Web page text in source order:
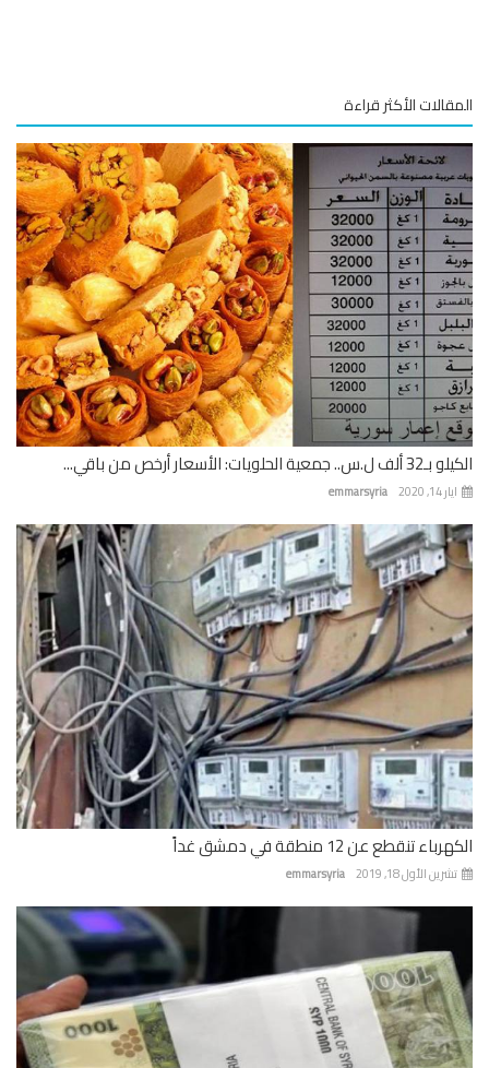
الأكثر قراءة
الحلويات: الأسعار أرخص من باقي...
emmarsyria
تنقطع عن 12 منطقة في دمشق غداً
emmarsyria الأول 18, 2019